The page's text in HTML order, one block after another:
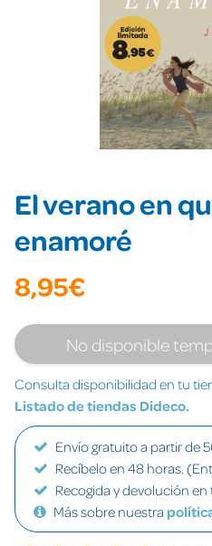
El verano en
enamoré
8,95€
No disponible
Consulta disponibilidad en tu
Listado de tiendas Dideco.
Envío gratuito a partir de
Recíbelo en 48 horas.
Recogida y devolución en
Más sobre nuestra